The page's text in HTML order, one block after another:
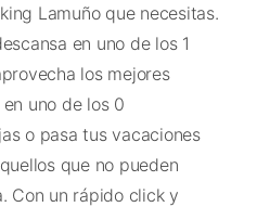
Lamuño que necesitas.
en uno de los 1
los mejores
uno de los 0
o pasa tus vacaciones
que no pueden
Con un rápido click y